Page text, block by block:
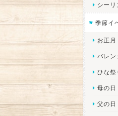
シー
季節イ
お正月
バレン
ひな祭
母の日
父の日